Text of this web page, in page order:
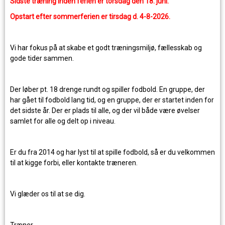
Opstart efter sommerferien er tirsdag d. 4-8-2026.
Vi har fokus på at skabe et godt træningsmiljø, fællesskab og
gode tider sammen.
Der løber pt. 18 drenge rundt og spiller fodbold. En gruppe, der
har gået til fodbold lang tid, og en gruppe, der er startet inden for
det sidste år. Der er plads til alle, og der vil både være øvelser
samlet for alle og delt op i niveau.
Er du fra 2014 og har lyst til at spille fodbold, så er du velkommen
til at kigge forbi, eller kontakte træneren.
Vi glæder os til at se dig.